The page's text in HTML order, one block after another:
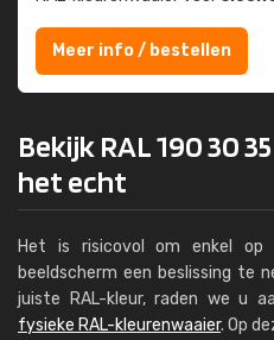
Meer info / bestellen
Bekijk RAL 190 30
het echt
Het is risicovol om enkel
beeldscherm een beslissing te
juiste RAL-kleur, raden we u
fysieke RAL-kleurenwaaier. Op